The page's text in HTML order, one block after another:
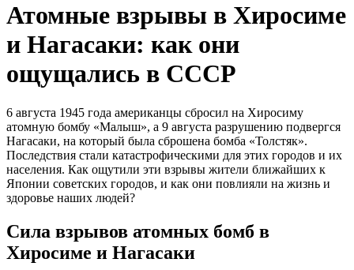
Атомные взрывы в Хиросиме
и Нагасаки: как они
ощущались в СССР
6 августа 1945 года американцы сбросил на Хиросиму
атомную бомбу «Малыш», а 9 августа разрушению подвергся
Нагасаки, на который была сброшена бомба «Толстяк».
Последствия стали катастрофическими для этих городов и их
населения. Как ощутили эти взрывы жители ближайших к
Японии советских городов, и как они повлияли на жизнь и
здоровье наших людей?
Сила взрывов атомных бомб в
Хиросиме и Нагасаки